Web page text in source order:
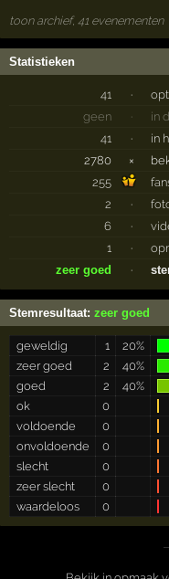
toon archief, 41 evenementen
Statistieken
41 ·
geen
·
in
41
·
in
2780
×
255
2
·
6
·
1
·
zeer goed
·
Stemresultaat:zeer goed
geweldig 1
20%
zeer goed
2
40%
goed
2
40%
ok
0
voldoende
0
onvoldoende
0
slecht
0
zeer slecht
0
waardeloos
0